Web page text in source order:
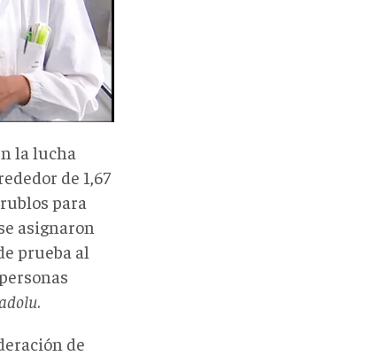
la lucha
de 1,67
para
asignaron
prueba al
.
de